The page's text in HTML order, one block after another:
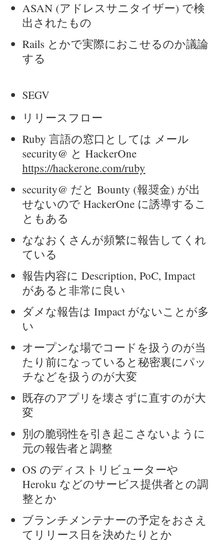
ASAN (アドレスサニタイザー) で検
出されたもの
Rails とかで実際におこせるのか議論
する
SEGV
リリースフロー
Ruby 言語の窓口としては メール
security@ と HackerOne
https://hackerone.com/ruby
security@ だと Bounty (報奨金) が出
せないので HackerOne に誘導するこ
ともある
ななおくさんが頻繁に報告してくれ
ている
報告内容に Description, PoC, Impact
があると非常に良い
ダメな報告は Impact がないことが多
い
オープンな場でコードを扱うのが当
たり前になっていると秘密裏にパッ
チなどを扱うのが大変
既存のアプリを壊さずに直すのが大
変
別の脆弱性を引き起こさないように
元の報告者と調整
OS のディストリビューターや
Heroku などのサービス提供者との調
整とか
ブランチメンテナーの予定をおさえ
てリリース日を決めたりとか